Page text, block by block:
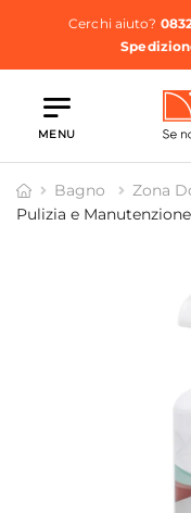
Cerchi aiuto?
MENU
Bagno Zona
Pulizia e Manutenzione